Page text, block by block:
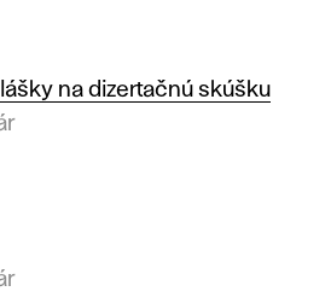
na dizertačnú skúšku